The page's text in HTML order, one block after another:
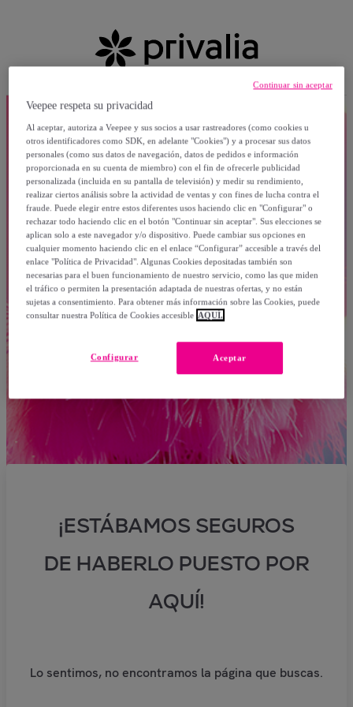
¡ESTÁBAMOS SEGUROS
DE HABERLO PUESTO POR
AQUÍ!
Lo sentimos, no encontramos la página que buscas.
Veepee respeta su privacidad
Al aceptar, autoriza a Veepee y sus socios a usar rastreadores (como cookies u
otros identificadores como SDK, en adelante "Cookies") y a procesar sus datos
personales (como sus datos de navegación, datos de pedidos e información
proporcionada en su cuenta de miembro) con el fin de ofrecerle publicidad
personalizada (incluida en su pantalla de televisión) y medir su rendimiento,
realizar ciertos análisis sobre la actividad de ventas y con fines de lucha contra el
fraude. Puede elegir entre estos diferentes usos haciendo clic en "Configurar" o
rechazar todo haciendo clic en el botón "Continuar sin aceptar". Sus elecciones se
aplican solo a este navegador y/o dispositivo. Puede cambiar sus opciones en
cualquier momento haciendo clic en el enlace “Configurar” accesible a través del
enlace "Política de Privacidad". Algunas Cookies depositadas también son
necesarias para el buen funcionamiento de nuestro servicio, como las que miden
el tráfico o permiten la presentación adaptada de nuestras ofertas, y no están
sujetas a consentimiento. Para obtener más información sobre las Cookies, puede
consultar nuestra Política de Cookies accesible AQUÍ.
Aceptar
Configurar
Continuar sin aceptar